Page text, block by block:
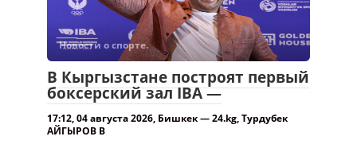
Новости о спорте.
В Кыргызстане построят первый
боксерский зал IBA —
17:12, 04 августа 2026, Бишкек — 24.kg, Турдубек
АЙГЫРОВ В